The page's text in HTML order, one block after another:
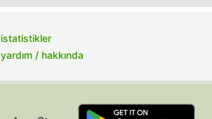
istatistikler
yardım / hakkında